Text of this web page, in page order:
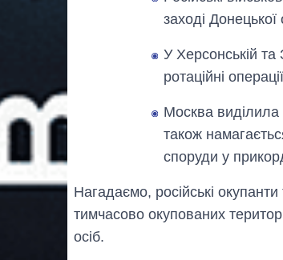
заході Донецької
У Херсонській та
ротаційні
Москва виділила
також
споруди у
Нагадаємо, російські
тимчасово окупованих
осіб.